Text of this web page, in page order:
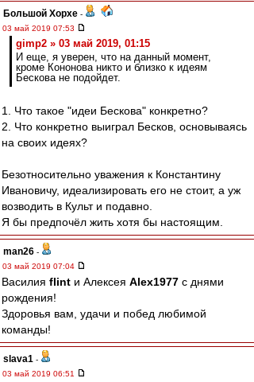
Большой Хорхе -
03 май 2019 07:53
gimp2 » 03 май 2019, 01:15
И еще, я уверен, что на данный момент,
кроме Кононова никто и близко к идеям
Бескова не подойдет.
1. Что такое "идеи Бескова" конкретно?
2. Что конкретно выиграл Бесков, основываясь
на своих идеях?
Безотносительно уважения к Константину
Ивановичу, идеализировать его не стоит, а уж
возводить в Культ и подавно.
Я бы предпочёл жить хотя бы настоящим.
man26 -
03 май 2019 07:04
Василия flint и Алексея Alex1977 с днями
рождения!
Здоровья вам, удачи и побед любимой
команды!
slava1 -
03 май 2019 06:51